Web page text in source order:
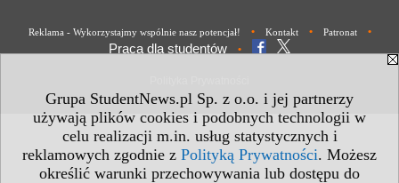
Grupa StudentNews.pl Sp. z o.o. i jej partnerzy
używają plików cookies i podobnych technologii w
celu realizacji m.in. usług statystycznych i
reklamowych zgodnie z Polityką Prywatności. Możesz
określić warunki przechowywania lub dostępu do
Reklama - Wykorzystajmy wspólnie nasz potencjał! • Kontakt • Patronat •
Praca dla studentów •